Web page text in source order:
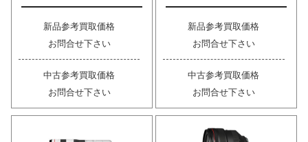
新品参考買取価格
お問合せ下さい
中古参考買取価格
お問合せ下さい
新品参考買取価格
お問合せ下さい
中古参考買取価格
お問合せ下さい